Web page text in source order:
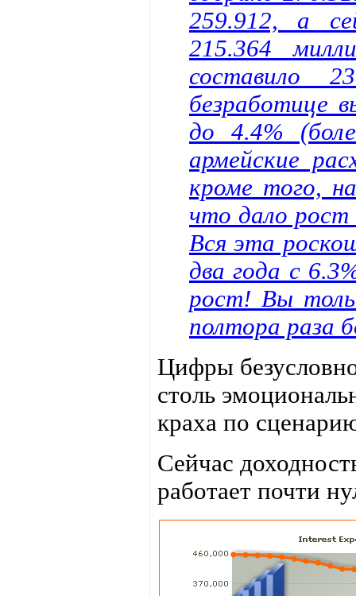
259.912, а
215.364
составило
безработице
до 4.4%
армейские
кроме того,
что дало рост
Вся эта
два года с
рост! Вы
полтора раза
Цифры
столь
краха по
Сейчас
работает почти